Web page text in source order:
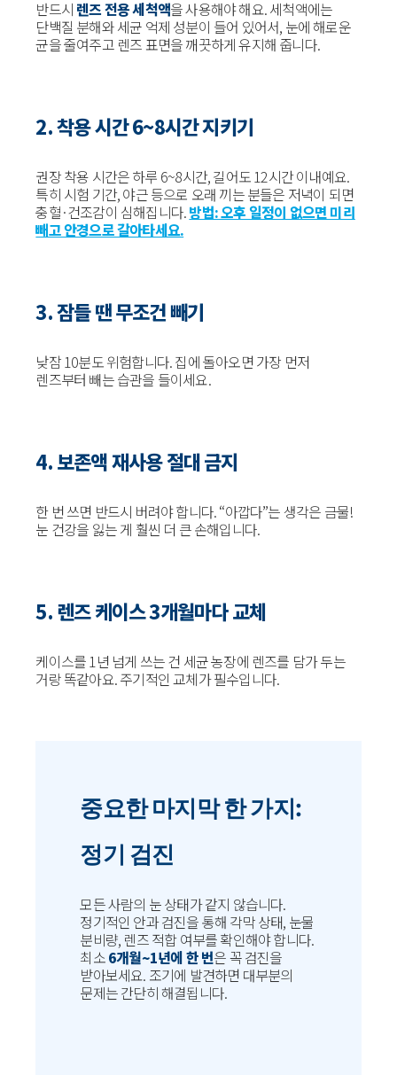
반드시 렌즈 전용 세척액을 사용해야 해요. 세척액에는
단백질 분해와 세균 억제 성분이 들어 있어서, 눈에 해로운
균을 줄여주고 렌즈 표면을 깨끗하게 유지해 줍니다.
2. 착용 시간 6~8시간 지키기
권장 착용 시간은 하루 6~8시간, 길어도 12시간 이내예요.
특히 시험 기간, 야근 등으로 오래 끼는 분들은 저녁이 되면
충혈·건조감이 심해집니다.방법: 오후 일정이 없으면 미리
빼고 안경으로 갈아타세요.
3. 잠들 땐 무조건 빼기
낮잠 10분도 위험합니다. 집에 돌아오면 가장 먼저
렌즈부터 빼는 습관을 들이세요.
4. 보존액 재사용 절대 금지
한 번 쓰면 반드시 버려야 합니다. “아깝다”는 생각은 금물!
눈 건강을 잃는 게 훨씬 더 큰 손해입니다.
5. 렌즈 케이스 3개월마다 교체
케이스를 1년 넘게 쓰는 건 세균 농장에 렌즈를 담가 두는
거랑 똑같아요. 주기적인 교체가 필수입니다.
중요한 마지막 한 가지:
정기 검진
모든 사람의 눈 상태가 같지 않습니다.
정기적인 안과 검진을 통해 각막 상태, 눈물
분비량, 렌즈 적합 여부를 확인해야 합니다.
최소6개월~1년에 한 번은 꼭 검진을
받아보세요. 조기에 발견하면 대부분의
문제는 간단히 해결됩니다.